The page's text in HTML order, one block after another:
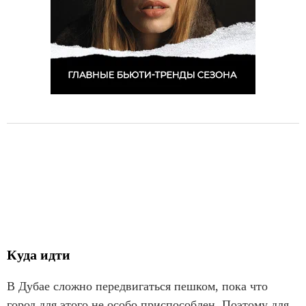
Куда идти
В Дубае сложно передвигаться пешком, пока что